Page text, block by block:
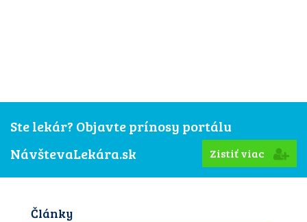
Ste lekár? Objavte prínosy portálu
NávštevaLekára.sk
Zistiť viac
Články